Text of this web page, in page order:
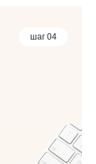
шаг 04